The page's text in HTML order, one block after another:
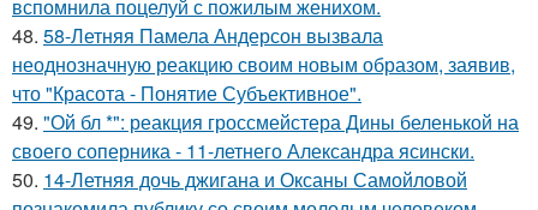
вспомнила поцелуй с пожилым женихом.
48. 58-Летняя Памела Андерсон вызвала
неоднозначную реакцию своим новым образом, заявив,
что "Красота - Понятие Субъективное".
49. "Ой бл *": реакция гроссмейстера Дины беленькой на
своего соперника - 11-летнего Александра ясински.
50. 14-Летняя дочь джигана и Оксаны Самойловой